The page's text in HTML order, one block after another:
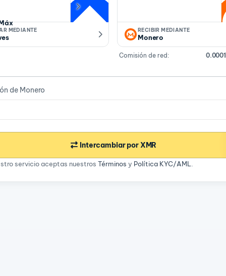
MEDIANTE RECIBIR MEDIANTE
Monero
Comisión de red:
de Monero
Intercambiar por XMR
servicio aceptas nuestros Términos y Política KYC/AML